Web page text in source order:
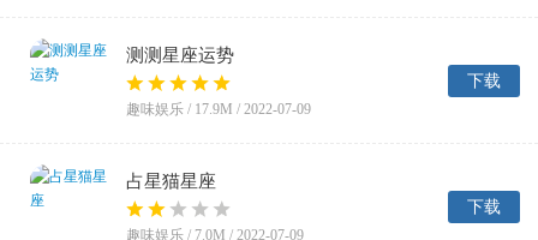
测测星座运势
趣味娱乐 / 17.9M / 2022-07-09
下载
占星猫星座
趣味娱乐 / 7.0M / 2022-07-09
下载